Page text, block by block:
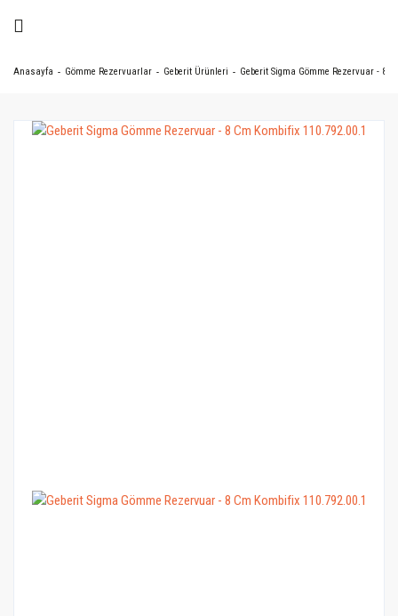
Anasayfa Gömme Rezervuarlar Geberit Ürünleri Geberit Sigma Gömme Rezervuar - 8